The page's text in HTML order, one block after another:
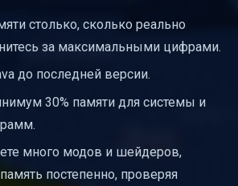
столько, сколько реально
за максимальными цифрами.
до последней версии.
30% памяти для системы и
много модов и шейдеров,
постепенно, проверяя